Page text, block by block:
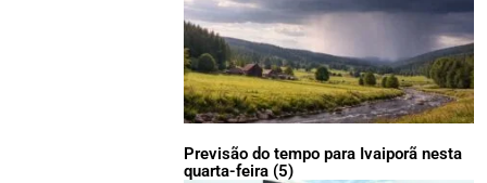
Previsão do tempo para Ivaiporã nesta
quarta-feira (5)